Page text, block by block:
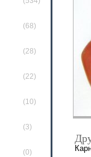
(68)
(28)
(22)
(10)
(3)
(0)